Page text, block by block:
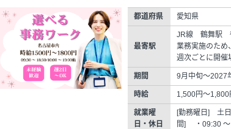
都道府県 愛知県
最寄駅
JR線 鶴舞駅
業務実施のた
週次ごとに開催
期間 9月中旬～2027
時給 1,500円～1,800
就業曜
日・休日
[勤務曜日] 土
間] ・09:30 ～